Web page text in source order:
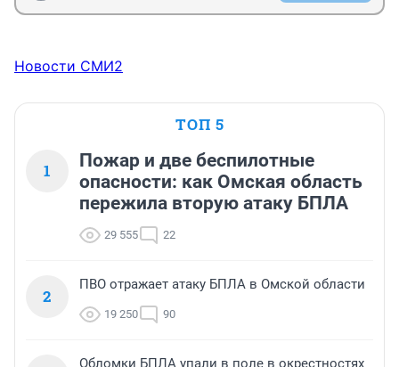
Новости СМИ2
ТОП 5
1
Пожар и две беспилотные
опасности: как Омская область
пережила вторую атаку БПЛА
29 555 22
2
ПВО отражает атаку БПЛА в Омской области
19 250 90
Обломки БПЛА упали в поле в окрестностях